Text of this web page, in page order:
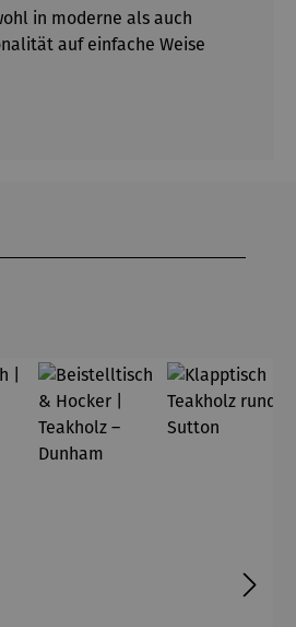
in moderne als auch
auf einfache Weise